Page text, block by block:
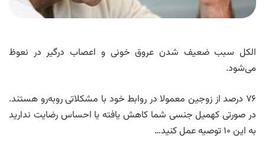
الکل سبب ضعیف‌ شدن عروق خونی و اعصاب درگیر در نعوظ
می‌شود.
۷۶ درصد از زوجین معمولا در روابط خود با مشکلاتی روبه‌رو هستند.
در صورتی کهمیل جنسی شما کاهش یافته یا احساس رضایت ندارید
به این ۱۰ توصیه عمل کنید…